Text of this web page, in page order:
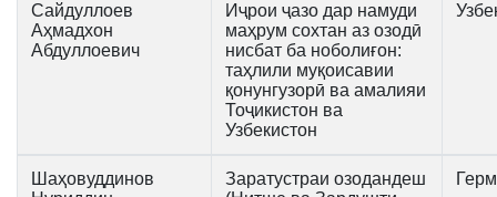
Сайдуллоев
Аҳмадхон
Абдуллоевич
Иҷрои ҷазо дар намуди
маҳрум сохтан аз озодӣ
нисбат ба ноболиғон:
таҳлили муқоисавии
қонунгузорӣ ва амалияи
Тоҷикистон ва
Узбекистон
Шаҳовуддинов
Заратустраи озодандеш